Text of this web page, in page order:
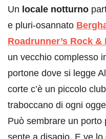
Un locale notturno
e pluri-osannato
Roadrunner’s Rock &
un vecchio complesso
portone dove si legge
corte c’è un piccolo
traboccano di ogni
Può sembrare un porto
sente a disagio. E ve